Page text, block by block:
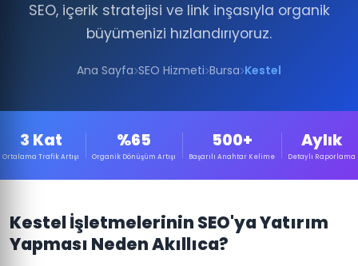
SEO, içerik stratejisi ve link inşasıyla organik
büyümenizi hızlandırıyoruz.
Ana Sayfa SEO Hizmeti Bursa Kestel
3 Kat
Ortalama Trafik Artışı
%65
Organik Dönüşüm Artışı
500+
Başarılı Anahtar Kelime
Aylık
Detaylı Raporlama
Kestel İşletmelerinin SEO'ya Yatırım
Yapması Neden Akıllıca?